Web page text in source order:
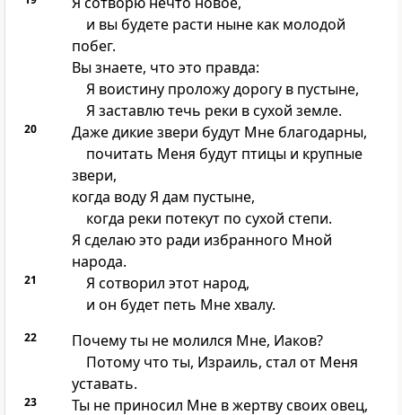
и вы будете расти ныне как молодой
побег.
Вы знаете, что это правда:
Я воистину проложу дорогу в пустыне,
Я заставлю течь реки в сухой земле.
20
Даже дикие звери будут Мне благодарны,
почитать Меня будут птицы и крупные
звери,
когда воду Я дам пустыне,
когда реки потекут по сухой степи.
Я сделаю это ради избранного Мной
народа.
21
Я сотворил этот народ,
и он будет петь Мне хвалу.
22
Почему ты не молился Мне, Иаков?
Потому что ты, Израиль, стал от Меня
уставать.
23 Ты не приносил Мне в жертву своих овец,